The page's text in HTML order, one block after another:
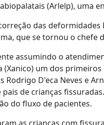
(Arlelp), uma
das
que se tornou o chefe
assumindo o
(Xanico) um dos
D'eca Neves e
de crianças
do fluxo de pacientes.